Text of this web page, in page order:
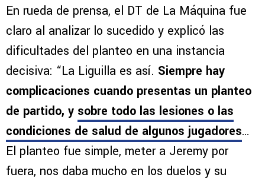
En rueda de prensa, el DT de La Máquina fue
claro al analizar lo sucedido y explicó las
dificultades del planteo en una instancia
decisiva: “La Liguilla es así. Siempre hay
complicaciones cuando presentas un planteo
de partido, y sobre todo las lesiones o las
condiciones de salud de algunos jugadores…
El planteo fue simple, meter a Jeremy por
fuera, nos daba mucho en los duelos y su